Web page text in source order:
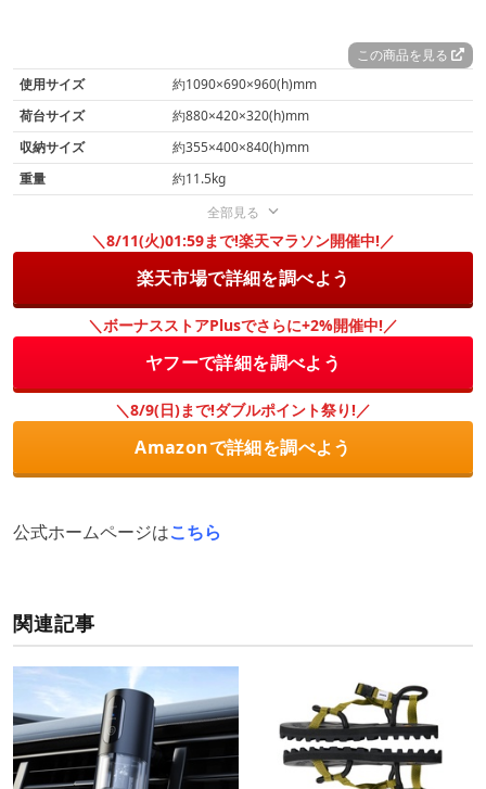
この商品を見る
使用サイズ
約1090×690×960(h)mm
荷台サイズ
約880×420×320(h)mm
収納サイズ
約355×400×840(h)mm
重量
約11.5kg
全部見る
＼8/11(火)01:59まで!楽天マラソン開催中!／
楽天市場で詳細を調べよう
＼ボーナスストアPlusでさらに+2%開催中!／
ヤフーで詳細を調べよう
＼8/9(日)まで!ダブルポイント祭り!／
Amazonで詳細を調べよう
公式ホームページはこちら
関連記事